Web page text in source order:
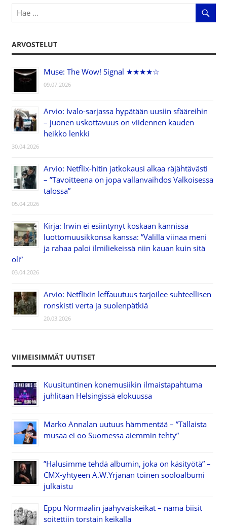
ARVOSTELUT
Muse: The Wow! Signal ★★★★☆
09.07.2026
Arvio: Ivalo-sarjassa hypätään uusiin sfääreihin
– juonen uskottavuus on viidennen kauden
heikko lenkki
30.04.2026
Arvio: Netflix-hitin jatkokausi alkaa räjähtävästi
– ”Tavoitteena on jopa vallanvaihdos Valkoisessa
talossa”
05.04.2026
Kirja: Irwin ei esiintynyt koskaan kännissä
luottomuusikkonsa kanssa: ”Välillä viinaa meni
ja rahaa paloi ilmiliekeissä niin kauan kuin sitä
oli”
03.04.2026
Arvio: Netflixin leffauutuus tarjoilee suhteellisen
ronskisti verta ja suolenpätkiä
20.03.2026
VIIMEISIMMÄT UUTISET
Kuusituntinen konemusiikin ilmaistapahtuma
juhlitaan Helsingissä elokuussa
Marko Annalan uutuus hämmentää – ”Tällaista
musaa ei oo Suomessa aiemmin tehty”
”Halusimme tehdä albumin, joka on käsityötä” –
CMX-yhtyeen A.W.Yrjänän toinen sooloalbumi
julkaistu
Eppu Normaalin jäähyväiskeikat – nämä biisit
soitettiin torstain keikalla